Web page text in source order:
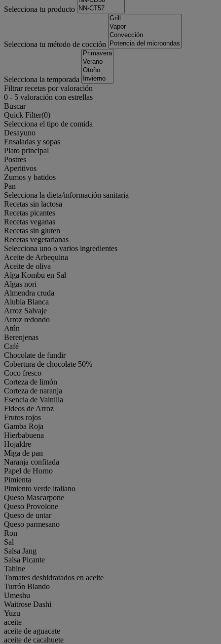
Selecciona tu producto
Selecciona tu método de cocción
Selecciona la temporada
Filtrar recetas por valoración
0 - 5 valoración con estrellas
Buscar
Quick Filter(0)
Selecciona el tipo de comida
Desayuno
Ensaladas y sopas
Plato principal
Postres
Aperitivos
Zumos y batidos
Pan
Selecciona la dieta/información sanitaria
Recetas sin lactosa
Recetas picantes
Recetas veganas
Recetas sin gluten
Recetas vegetarianas
Selecciona uno o varios ingredientes
Aceite de Arbequina
Aceite de oliva
Alga Kombu en Sal
Algas nori
Almendra cruda
Alubia Blanca
Arroz Salvaje
Arroz redondo
Atún
Berenjenas
Café
Chocolate de fundir
Cobertura de chocolate 50%
Coco fresco
Corteza de limón
Corteza de naranja
Esencia de Vainilla
Fideos de Arroz
Frutos rojos
Gamba Roja
Hierbabuena
Hojaldre
Miga de pan
Naranja confitada
Papel de Horno
Pimienta
Pimiento verde italiano
Queso Mascarpone
Queso Provolone
Queso de untar
Queso parmesano
Ron
Sal
Salsa Jang
Salsa Picante
Tahine
Tomates deshidratados en aceite
Turrón Blando
Umeshu
Waitrose Dashi
Yuzu
aceite
aceite de aguacate
aceite de cacahuete